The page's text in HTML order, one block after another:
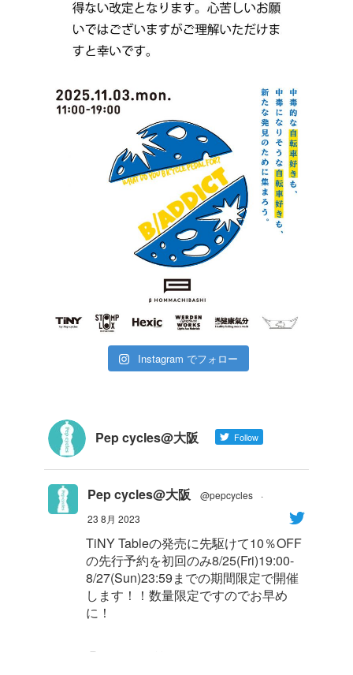
Instagram でフォロー
Pep cycles@大阪 Follow
Pep cycles@大阪 @pepcycles
·
23 8月 2023
TiNY Tableの発売に先駆けて10％OFF
の先行予約を初回のみ8/25(Fri)19:00-
8/27(Sun)23:59までの期間限定で開催
します！！数量限定ですのでお早め
に！